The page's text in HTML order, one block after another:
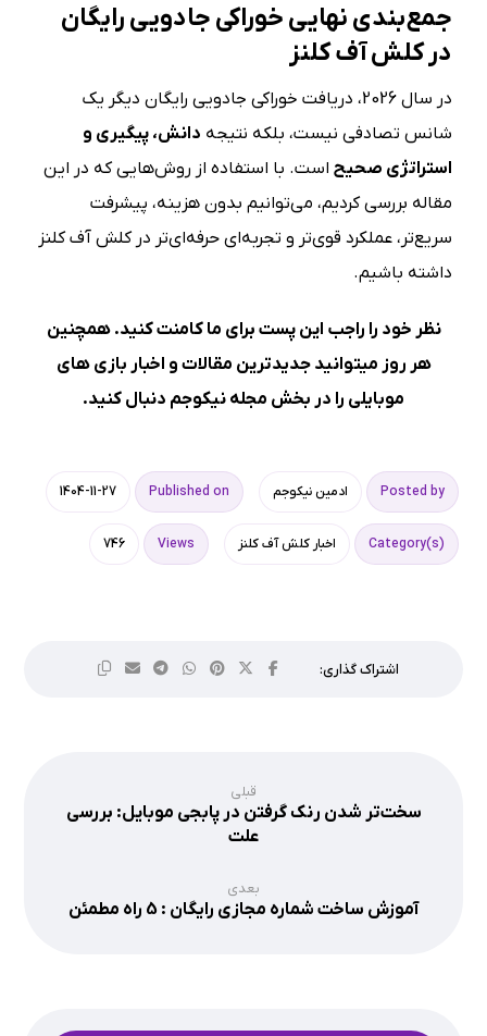
جمع‌بندی نهایی خوراکی جادویی رایگان
در کلش آف کلنز
در سال 2026، دریافت خوراکی جادویی رایگان دیگر یک
شانس تصادفی نیست، بلکه نتیجه دانش، پیگیری و
استراتژی صحیح است. با استفاده از روش‌هایی که در این
مقاله بررسی کردیم، می‌توانیم بدون هزینه، پیشرفت
سریع‌تر، عملکرد قوی‌تر و تجربه‌ای حرفه‌ای‌تر در کلش آف کلنز
داشته باشیم.
نظر خود را راجب این پست برای ما کامنت کنید. همچنین
هر روز میتوانید جدیدترین مقالات و اخبار بازی های
موبایلی را در بخش مجله نیکوجم دنبال کنید.
Posted by ادمین نیکوجم Published on
1404-11-27
Category(s) اخبار کلش آف کلنز Views
746
قبلی
سخت‌تر شدن رنک گرفتن در پابجی موبایل: بررسی
علت‌
بعدی
آموزش ساخت شماره مجازی رایگان : 5 راه مطمئن